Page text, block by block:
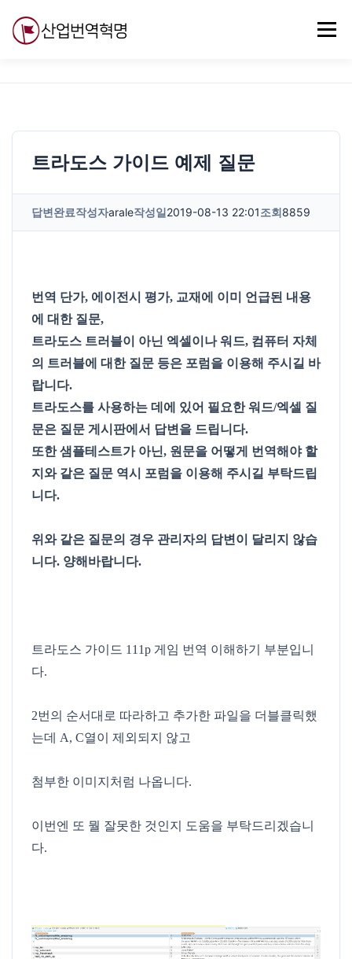
메뉴
트라도스 가이드 예제 질문
답변완료작성자arale작성일2019-08-13 22:01조회8859
번역 단가, 에이전시 평가, 교재에 이미 언급된 내용
에 대한 질문,
트라도스 트러블이 아닌 엑셀이나 워드, 컴퓨터 자체
의 트러블에 대한 질문 등은 포럼을 이용해 주시길 바
랍니다.
트라도스를 사용하는 데에 있어 필요한 워드/엑셀 질
문은 질문 게시판에서 답변을 드립니다.
또한 샘플테스트가 아닌, 원문을 어떻게 번역해야 할
지와 같은 질문 역시 포럼을 이용해 주시길 부탁드립
니다.
위와 같은 질문의 경우 관리자의 답변이 달리지 않습
니다. 양해바랍니다.
트라도스 가이드 111p 게임 번역 이해하기 부분입니
다.
2번의 순서대로 따라하고 추가한 파일을 더블클릭했
는데 A, C열이 제외되지 않고
첨부한 이미지처럼 나옵니다.
이번엔 또 뭘 잘못한 것인지 도움을 부탁드리겠습니
다.